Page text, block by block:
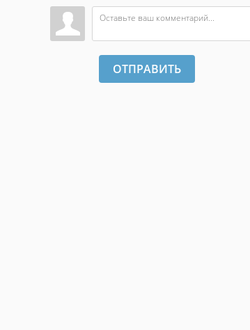
ОТПРАВИТЬ